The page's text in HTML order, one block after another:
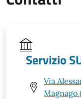
Servizio
Via
Magnago